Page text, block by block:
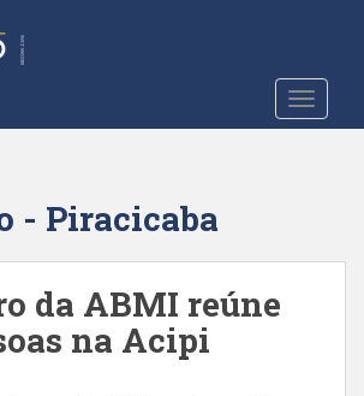
- Piracicaba
da ABMI reúne
na Acipi